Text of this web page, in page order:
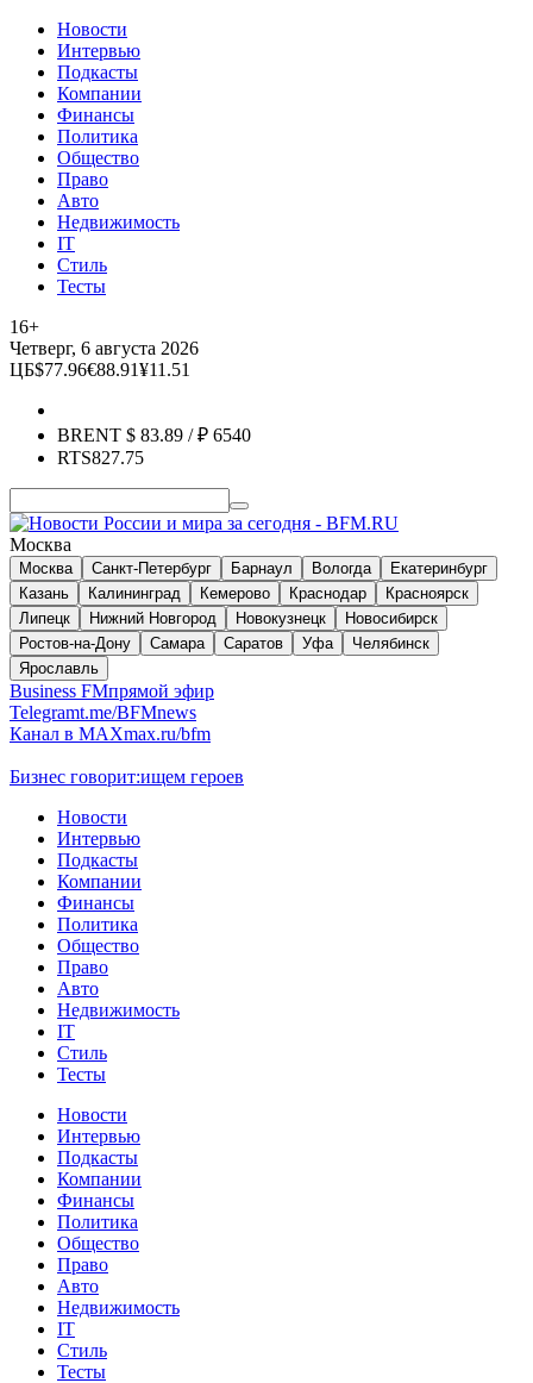
Новости
Интервью
Подкасты
Компании
Финансы
Политика
Общество
Право
Авто
Недвижимость
IT
Стиль
Тесты
16+
Четверг, 6 августа 2026
ЦБ$77.96€88.91¥11.51
BRENT $ 83.89 / ₽ 6540
RTS827.75
Москва
Москва Санкт-Петербург Барнаул Вологда
Екатеринбург
Казань
Калининград Кемерово Краснодар
Красноярск
Липецк
Нижний Новгород Новокузнецк
Новосибирск
Ростов-на-Дону
Самара Саратов Уфа
Челябинск
Ярославль
Business FMпрямой эфир
Telegramt.me/BFMnews
Канал в MAXmax.ru/bfm
Бизнес говорит:ищем героев
Новости
Интервью
Подкасты
Компании
Финансы
Политика
Общество
Право
Авто
Недвижимость
IT
Стиль
Тесты
Новости
Интервью
Подкасты
Компании
Финансы
Политика
Общество
Право
Авто
Недвижимость
IT
Стиль
Тесты